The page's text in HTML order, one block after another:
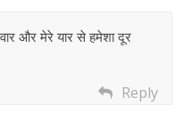
और मेरे यार से हमेशा दूर
Reply